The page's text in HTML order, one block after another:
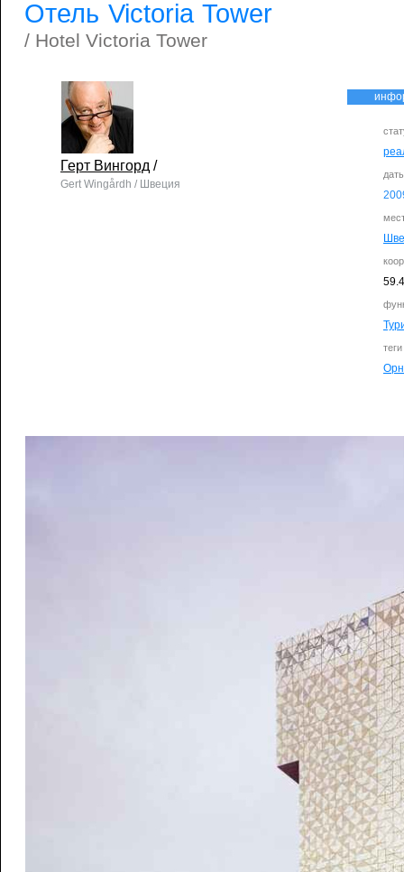
Отель Victoria Tower
/ Hotel Victoria Tower
теги
Герт Вингорд /
Gert Wingårdh / Швеция